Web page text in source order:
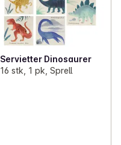
Servietter Dinosaurer
16 stk, 1 pk, Sprell